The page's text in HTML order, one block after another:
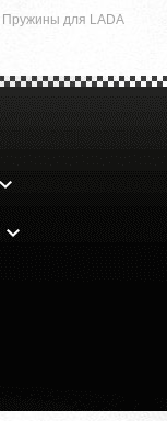
Пружины для LADA